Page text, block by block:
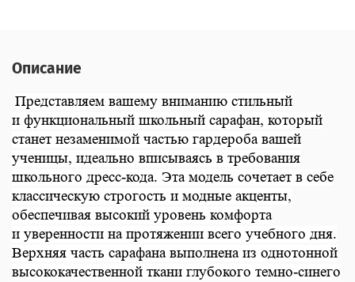
Описание
Представляем вашему вниманию стильный
и функциональный школьный сарафан, который
станет незаменимой частью гардероба вашей
ученицы, идеально вписываясь в требования
школьного дресс-кода. Эта модель сочетает в себе
классическую строгость и модные акценты,
обеспечивая высокий уровень комфорта
и уверенности на протяжении всего учебного дня.
Верхняя часть сарафана выполнена из однотонной
высококачественной ткани глубокого темно-синего